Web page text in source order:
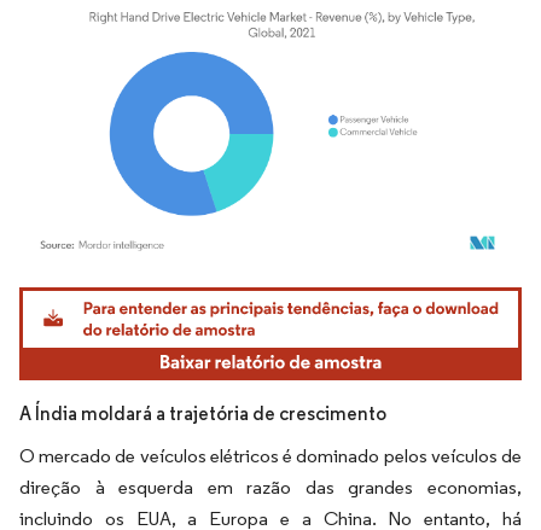
Imagem © Mordor Intelligence. O reuso requer atribuição conforme CC BY 4.0.
A Índia moldará a trajetória de crescimento
O mercado de veículos elétricos é dominado pelos veículos de
direção à esquerda em razão das grandes economias,
incluindo os EUA, a Europa e a China. No entanto, há